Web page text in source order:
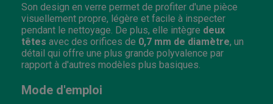
Son design en verre permet de profiter d'une pièce
visuellement propre, légère et facile à inspecter
pendant le nettoyage. De plus, elle intègre deux
têtes avec des orifices de 0,7 mm de diamètre, un
détail qui offre une plus grande polyvalence par
rapport à d'autres modèles plus basiques.
Mode d'emploi